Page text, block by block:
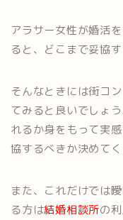
アラサー女性が婚活
ると、どこまで妥協
そんなときには街コ
てみると良いでしょ
れるか身をもって実
協するべきか決めてく
また、これだけでは
る方は結婚相談所の